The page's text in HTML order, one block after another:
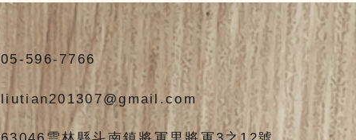
05-596-7766
liutian201307@gmail.com